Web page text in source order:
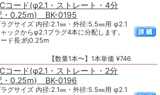
コード(φ2.1・ストレート・4分
・0.25m) BK-0195
グサイズ 内径:2.1㎜・外径:5.5㎜用 φ2.1
ックからφ2.1プラグ4本に分配します。
ード長:約0.25m
【数量1本〜】1本単価 ¥746
コード(φ2.1・ストレート・2分
・0.25m) BK-0196
グサイズ 内径:2.1㎜・外径:5.5㎜用 φ2.1